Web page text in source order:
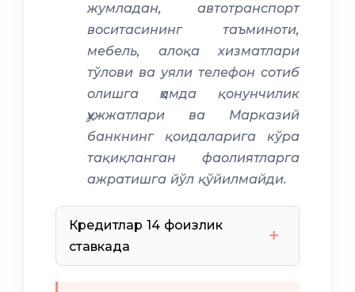
Микрокредитбанк
Халқ
жумладан, автотранспорт
воситасининг таъминоти,
мебель, алоқа хизматлари
тўлови ва уяли телефон сотиб
олишга ҳамда қонунчилик
ҳужжатлари ва Марказий
банкнинг қоидаларига кўра
тақиқланган фаолиятларга
ажратишга йўл қўйилмайди.
Кредитлар 14 фоизлик
ставкада